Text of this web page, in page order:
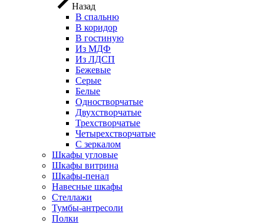
Назад
В спальню
В коридор
В гостиную
Из МДФ
Из ЛДСП
Бежевые
Серые
Белые
Одностворчатые
Двухстворчатые
Трехстворчатые
Четырехстворчатые
С зеркалом
Шкафы угловые
Шкафы витрина
Шкафы-пенал
Навесные шкафы
Стеллажи
Тумбы-антресоли
Полки